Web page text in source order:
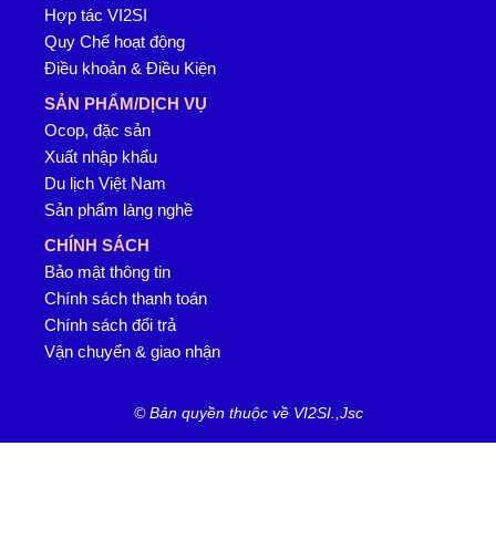
Hợp tác VI2SI
Quy Chế hoạt động
Điều khoản & Điều Kiện
SẢN PHẨM/DỊCH VỤ
Ocop, đặc sản
Xuất nhập khẩu
Du lịch Việt Nam
Sản phẩm làng nghề
CHÍNH SÁCH
Bảo mật thông tin
Chính sách thanh toán
Chính sách đổi trả
Vận chuyển & giao nhận
© Bản quyền thuộc về VI2SI.,Jsc